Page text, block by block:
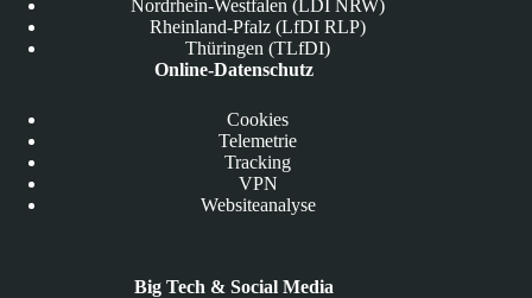
Nordrhein-Westfalen (LDI NRW)
Rheinland-Pfalz (LfDI RLP)
Thüringen (TLfDI)
Online-Datenschutz
Cookies
Telemetrie
Tracking
VPN
Websiteanalyse
Big Tech & Social Media